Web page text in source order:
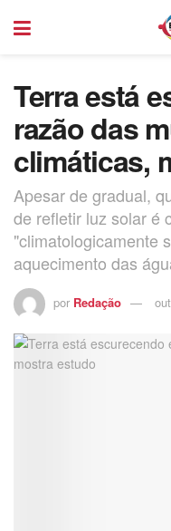
Terra está
razão das
climáticas,
Apesar de gradual,
de refletir luz solar é
"climatologicamente
aquecimento das
por Redação